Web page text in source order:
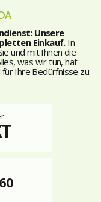
Unsere
Einkauf.In
und mit Ihnen die
was wir tun, hat
Ihre Bedürfnisse zu